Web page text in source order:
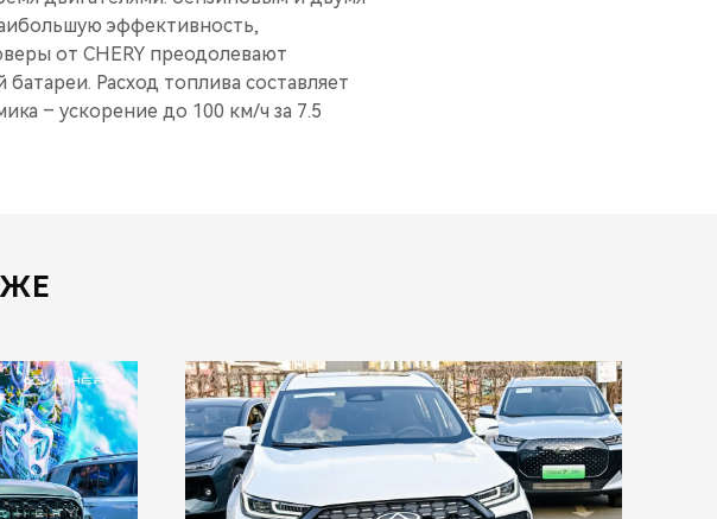
эффективность,
от CHERY преодолевают
Расход топлива составляет
– ускорение до 100 км/ч за 7.5